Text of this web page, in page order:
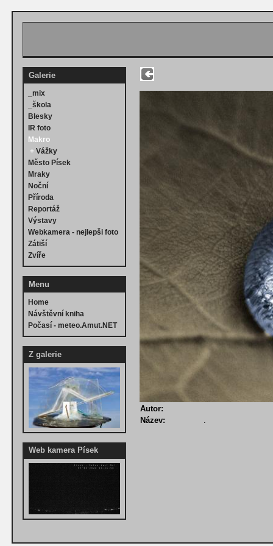
Galerie
_mix
_škola
Blesky
IR foto
Makro
+ Vážky
Město Písek
Mraky
Noční
Příroda
Reportáž
Výstavy
Webkamera - nejlepši foto
Zátiší
Zvíře
Menu
Home
Návštěvní kniha
Počasí - meteo.Amut.NET
Z galerie
Web kamera Písek
Autor:
Název:
.